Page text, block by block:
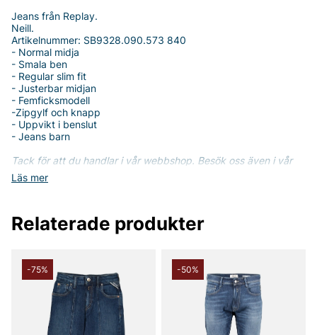
Läs mer
Jeans från Replay.
Neill.
Artikelnummer: SB9328.090.573 840
- Normal midja
- Smala ben
- Regular slim fit
- Justerbar midjan
- Femficksmodell
-Zipgylf och knapp
- Uppvikt i benslut
- Jeans barn
Tack för att du handlar i vår webbshop. Besök oss även i vår
butik i Vingåker.
Relaterade produkter
-75% -50%